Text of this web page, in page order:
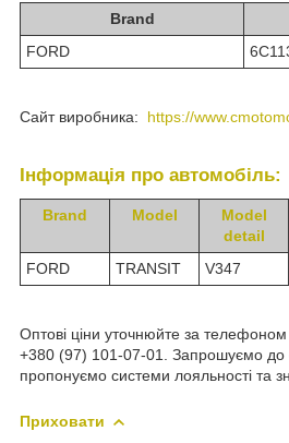
Brand
FORD
Сайт виробника: https://
Інформація про автомобіль:
Brand Model
Model
detail
FORD TRANSIT V347
Оптові ціни уточнюйте за
+380 (97) 101-07-01. Запрошуємо до
пропонуємо системи лояльності та
Приховати